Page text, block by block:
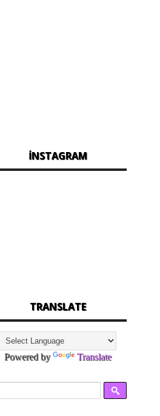
İNSTAGRAM
TRANSLATE
Powered by Translate